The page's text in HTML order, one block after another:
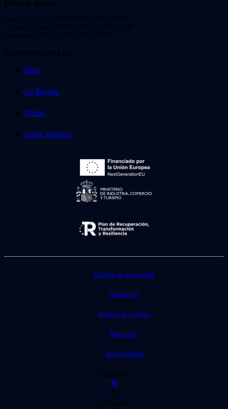
Horario tienda
Lunes a jueves: 10:30-14:00 / 17:00-20:00
Viernes y sábado: 10:30-14:00 / 17:00-21:00
Domingo: 11:00-15:00 / 16:00-20:00
Conócenos mejor
Blog
La Revista
Media
Sobre nosotros
Política de privacidad
Nota legal
Política de cookies
Mapa web
Accesibilidad
Facebook
X
Instagram